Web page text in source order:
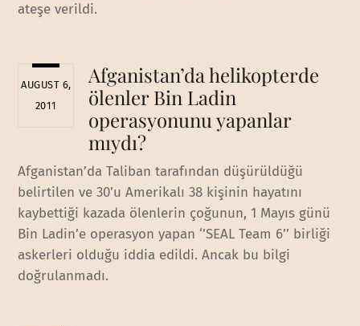
ateşe verildi.
AUGUST 6,
2011
Afganistan’da helikopterde
ölenler Bin Ladin
operasyonunu yapanlar
mıydı?
Afganistan’da Taliban tarafından düşürüldüğü
belirtilen ve 30’u Amerikalı 38 kişinin hayatını
kaybettiği kazada ölenlerin çoğunun, 1 Mayıs günü
Bin Ladin’e operasyon yapan ‘’SEAL Team 6’’ birliği
askerleri olduğu iddia edildi. Ancak bu bilgi
doğrulanmadı.